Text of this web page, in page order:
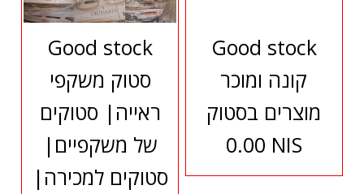
Good stock
סטוק משקפי
ראייה| סטוקים
של משקפיים|
סטוקים למכירה|
Good stock
קונה ומוכר
מוצרים בסטוק
0.00 NIS